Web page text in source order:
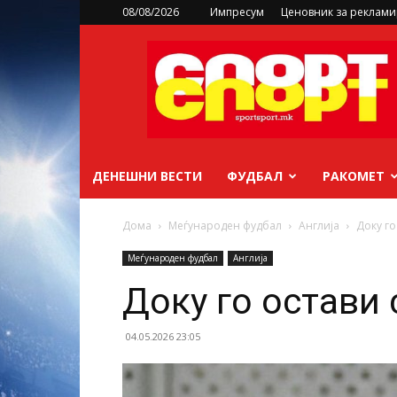
08/08/2026 Импресум Ценовник за
sportsport.mk
ДЕНЕШНИ ВЕСТИ ФУДБАЛ РАКОМЕТ
Дома Меѓународен фудбал Англија Доку
Меѓународен фудбал Англија
Доку го остави
04.05.2026 23:05